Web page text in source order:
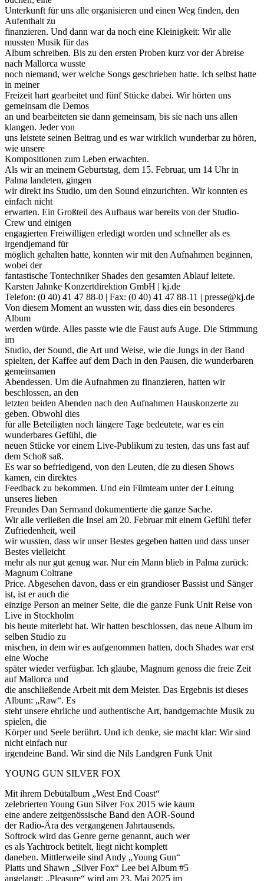
Unterkunft für uns alle organisieren und einen Weg finden, den
Aufenthalt zu
finanzieren. Und dann war da noch eine Kleinigkeit: Wir alle
mussten Musik für das
Album schreiben. Bis zu den ersten Proben kurz vor der Abreise
nach Mallorca wusste
noch niemand, wer welche Songs geschrieben hatte. Ich selbst hatte
in meiner
Freizeit hart gearbeitet und fünf Stücke dabei. Wir hörten uns
gemeinsam die Demos
an und bearbeiteten sie dann gemeinsam, bis sie nach uns allen
klangen. Jeder von
uns leistete seinen Beitrag und es war wirklich wunderbar zu hören,
wie unsere
Kompositionen zum Leben erwachten.
Als wir an meinem Geburtstag, dem 15. Februar, um 14 Uhr in
Palma landeten, gingen
wir direkt ins Studio, um den Sound einzurichten. Wir konnten es
einfach nicht
erwarten. Ein Großteil des Aufbaus war bereits von der Studio-
Crew und einigen
engagierten Freiwilligen erledigt worden und schneller als es
irgendjemand für
möglich gehalten hatte, konnten wir mit den Aufnahmen beginnen,
wobei der
fantastische Tontechniker Shades den gesamten Ablauf leitete.
Karsten Jahnke Konzertdirektion GmbH | kj.de
Telefon: (0 40) 41 47 88-0 | Fax: (0 40) 41 47 88-11 | presse@kj.de
Von diesem Moment an wussten wir, dass dies ein besonderes
Album
werden würde. Alles passte wie die Faust aufs Auge. Die Stimmung
im
Studio, der Sound, die Art und Weise, wie die Jungs in der Band
spielten, der Kaffee auf dem Dach in den Pausen, die wunderbaren
gemeinsamen
Abendessen. Um die Aufnahmen zu finanzieren, hatten wir
beschlossen, an den
letzten beiden Abenden nach den Aufnahmen Hauskonzerte zu
geben. Obwohl dies
für alle Beteiligten noch längere Tage bedeutete, war es ein
wunderbares Gefühl, die
neuen Stücke vor einem Live-Publikum zu testen, das uns fast auf
dem Schoß saß.
Es war so befriedigend, von den Leuten, die zu diesen Shows
kamen, ein direktes
Feedback zu bekommen. Und ein Filmteam unter der Leitung
unseres lieben
Freundes Dan Sermand dokumentierte die ganze Sache.
Wir alle verließen die Insel am 20. Februar mit einem Gefühl tiefer
Zufriedenheit, weil
wir wussten, dass wir unser Bestes gegeben hatten und dass unser
Bestes vielleicht
mehr als nur gut genug war. Nur ein Mann blieb in Palma zurück:
Magnum Coltrane
Price. Abgesehen davon, dass er ein grandioser Bassist und Sänger
ist, ist er auch die
einzige Person an meiner Seite, die die ganze Funk Unit Reise von
Live in Stockholm
bis heute miterlebt hat. Wir hatten beschlossen, das neue Album im
selben Studio zu
mischen, in dem wir es aufgenommen hatten, doch Shades war erst
eine Woche
später wieder verfügbar. Ich glaube, Magnum genoss die freie Zeit
auf Mallorca und
die anschließende Arbeit mit dem Meister. Das Ergebnis ist dieses
Album: „Raw“. Es
steht unsere ehrliche und authentische Art, handgemachte Musik zu
spielen, die
Körper und Seele berührt. Und ich denke, sie macht klar: Wir sind
nicht einfach nur
irgendeine Band. Wir sind die Nils Landgren Funk Unit
YOUNG GUN SILVER FOX
Mit ihrem Debütalbum „West End Coast“
zelebrierten Young Gun Silver Fox 2015 wie kaum
eine andere zeitgenössische Band den AOR-Sound
der Radio-Ära des vergangenen Jahrtausends.
Softrock wird das Genre gerne genannt, auch wer
es als Yachtrock betitelt, liegt nicht komplett
daneben. Mittlerweile sind Andy „Young Gun“
Platts und Shawn „Silver Fox“ Lee bei Album #5
angelangt: „Pleasure“ wird am 23. Mai 2025 im